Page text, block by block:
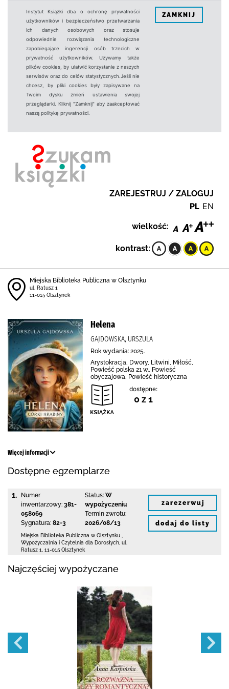
Instytut Książki dba o ochronę prywatności
użytkowników i bezpieczeństwo przetwarzania
ich danych osobowych oraz stosuje
odpowiednie rozwiązania technologiczne
zapobiegające ingerencji osób trzecich w
prywatność użytkowników. Używamy także
plików cookies, by ułatwić korzystanie z naszych
serwisów oraz do celów statystycznych.Jeśli nie
chcesz, by pliki cookies były zapisywane na
Twoim dysku zmień ustawienia swojej
przeglądarki. Kliknij "Zamknij" aby zaakceptować
naszą politykę prywatności.
ZAMKNIJ
ZAREJESTRUJ / ZALOGUJ
PL EN
wielkość:
kontrast:
Miejska Biblioteka Publiczna w Olsztynku
ul. Ratusz 1
11-015 Olsztynek
Helena
GAJDOWSKA, URSZULA
Rok wydania: 2025.
Arystokracja, Dwory, Litwini, Miłość,
Powieść polska 21 w., Powieść
obyczajowa, Powieść historyczna
dostępne:
0 z 1
Więcej informacji
Dostępne egzemplarze
1.
Numer
inwentarzowy: 381-
058069
Sygnatura: 82-3
Status: W
wypożyczeniu
Termin zwrotu:
2026/08/13
Miejska Biblioteka Publiczna w Olsztynku
Wypożyczalnia i Czytelnia dla Dorosłych, ul.
Ratusz 1
11-015 Olsztynek
zarezerwuj
dodaj do listy
Najczęściej wypożyczane